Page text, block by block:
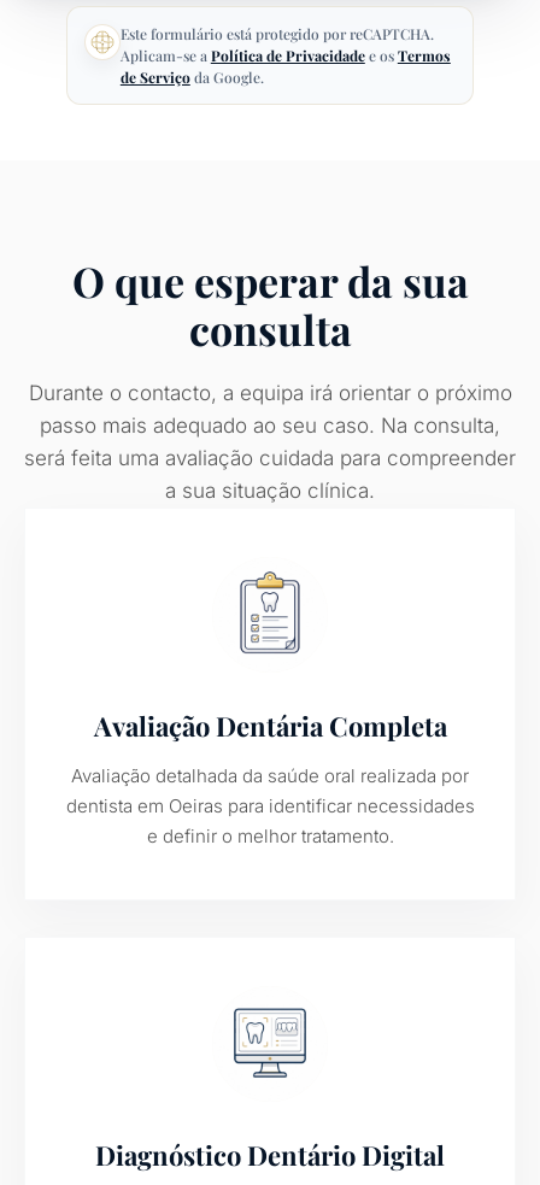
Este formulário está protegido por reCAPTCHA.
Aplicam-se a Política de Privacidadee osTermos
de Serviçoda Google.
O que esperar da sua
consulta
Durante o contacto, a equipa irá orientar o próximo
passo mais adequado ao seu caso. Na consulta,
será feita uma avaliação cuidada para compreender
a sua situação clínica.
Avaliação Dentária Completa
Avaliação detalhada da saúde oral realizada por
dentista em Oeiras para identificar necessidades
e definir o melhor tratamento.
Diagnóstico Dentário Digital